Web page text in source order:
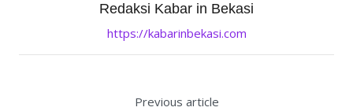
Redaksi Kabar in Bekasi
https://kabarinbekasi.com
Previous article